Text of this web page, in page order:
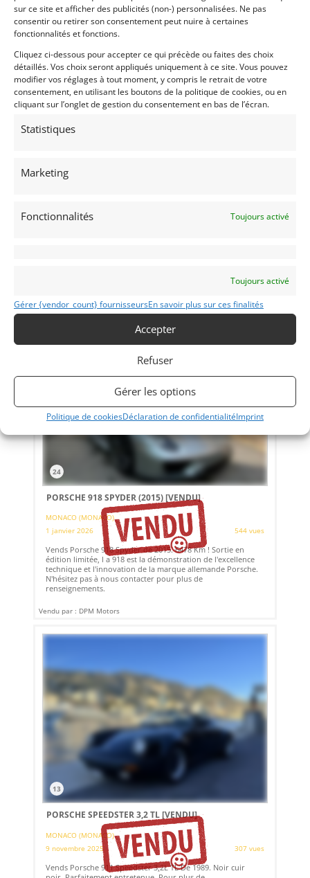
sur ce site et afficher des publicités (non-) personnalisées. Ne pas
consentir ou retirer son consentement peut nuire à certaines
fonctionnalités et fonctions.
Cliquez ci-dessous pour accepter ce qui précède ou faites des choix
détaillés. Vos choix seront appliqués uniquement à ce site. Vous pouvez
modifier vos réglages à tout moment, y compris le retrait de votre
consentement, en utilisant les boutons de la politique de cookies, ou en
cliquant sur l’onglet de gestion du consentement en bas de l’écran.
Statistiques
Marketing
Fonctionnalités Toujours activé
Toujours activé
Gérer {vendor_count} fournisseursEn savoir plus sur ces finalités
Accepter
Refuser
Gérer les options
Politique de cookiesDéclaration de confidentialitéImprint
FORD GT MK IV (2025)
14 mars 2026
680 vues
24
PORSCHE 918 SPYDER (2015)[VENDU]
MONACO (MONACO)
1 janvier 2026
544 vues
Vends Porsche 918 Spyder de 2015. 6478 Km ! Sortie en
édition limitée, l a 918 est la démonstration de l'excellence
technique et l'innovation de la marque allemande Porsche.
N'hésitez pas à nous contacter pour plus de
renseignements.
Vendu par : DPM Motors
13
PORSCHE SPEEDSTER 3,2 TL[VENDU]
MONACO (MONACO)
9 novembre 2025
307 vues
Vends Porsche 911 Speedster 3,2L TL De 1989. Noir cuir